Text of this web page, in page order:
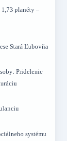
planéty –
Stará Ľubovňa
Pridelenie
systému